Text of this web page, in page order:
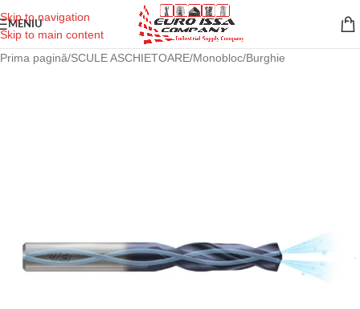
Skip to navigation
Skip to main content
MENIU
Prima pagină/SCULE ASCHIETOARE/Monobloc/Burghie